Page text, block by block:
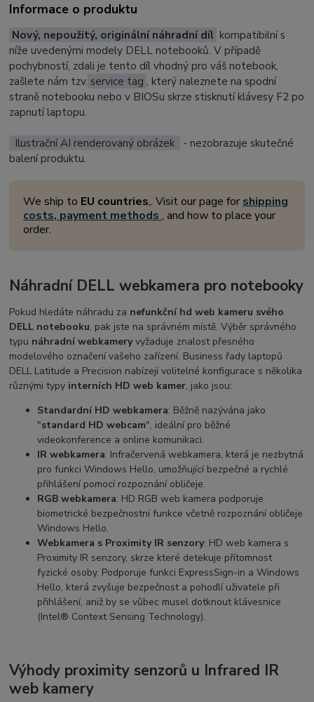
Informace o produktu
Nový, nepoužitý, originální náhradní díl kompatibilní s
níže uvedenými modely DELL notebooků. V případě
pochybností, zdali je tento díl vhodný pro váš notebook,
zašlete nám tzv. service tag , který naleznete na spodní
straně notebooku nebo v BIOSu skrze stisknutí klávesy F2 po
zapnutí laptopu.
Ilustrační AI renderovaný obrázek
- nezobrazuje skutečné
balení produktu.
We ship to EU countries,. Visit our page for shipping
costs, payment methods, and how to place your
order.
Náhradní DELL webkamera pro notebooky
Pokud hledáte náhradu za nefunkční hd web kameru svého
DELL notebooku, pak jste na správném místě. Výběr správného
typu náhradní webkameryvyžaduje znalost přesného
modelového označení vašeho zařízení. Business řady laptopů
DELL Latitude a Precision nabízejí volitelné konfigurace s několika
různými typy interních HD web kamer, jako jsou:
Standardní HD webkamera: Běžně nazývána jako
"standard HD webcam", ideální pro běžné
videokonference a online komunikaci.
IR webkamera: Infračervená webkamera, která je nezbytná
pro funkci Windows Hello, umožňující bezpečné a rychlé
přihlášení pomocí rozpoznání obličeje.
RGB webkamera: HD RGB web kamera podporuje
biometrické bezpečnostní funkce včetně rozpoznání obličeje
Windows Hello.
Webkamera s Proximity IR senzory: HD web kamera s
Proximity IR senzory, skrze které detekuje přítomnost
fyzické osoby. Podporuje funkci ExpressSign-in a Windows
Hello, která zvyšuje bezpečnost a pohodlí uživatele při
přihlášení, aniž by se vůbec musel dotknout klávesnice
(Intel® Context Sensing Technology).
Výhody proximity senzorů u Infrared IR
web kamery